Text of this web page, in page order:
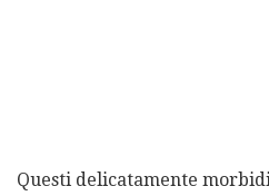
Questi delicatamente